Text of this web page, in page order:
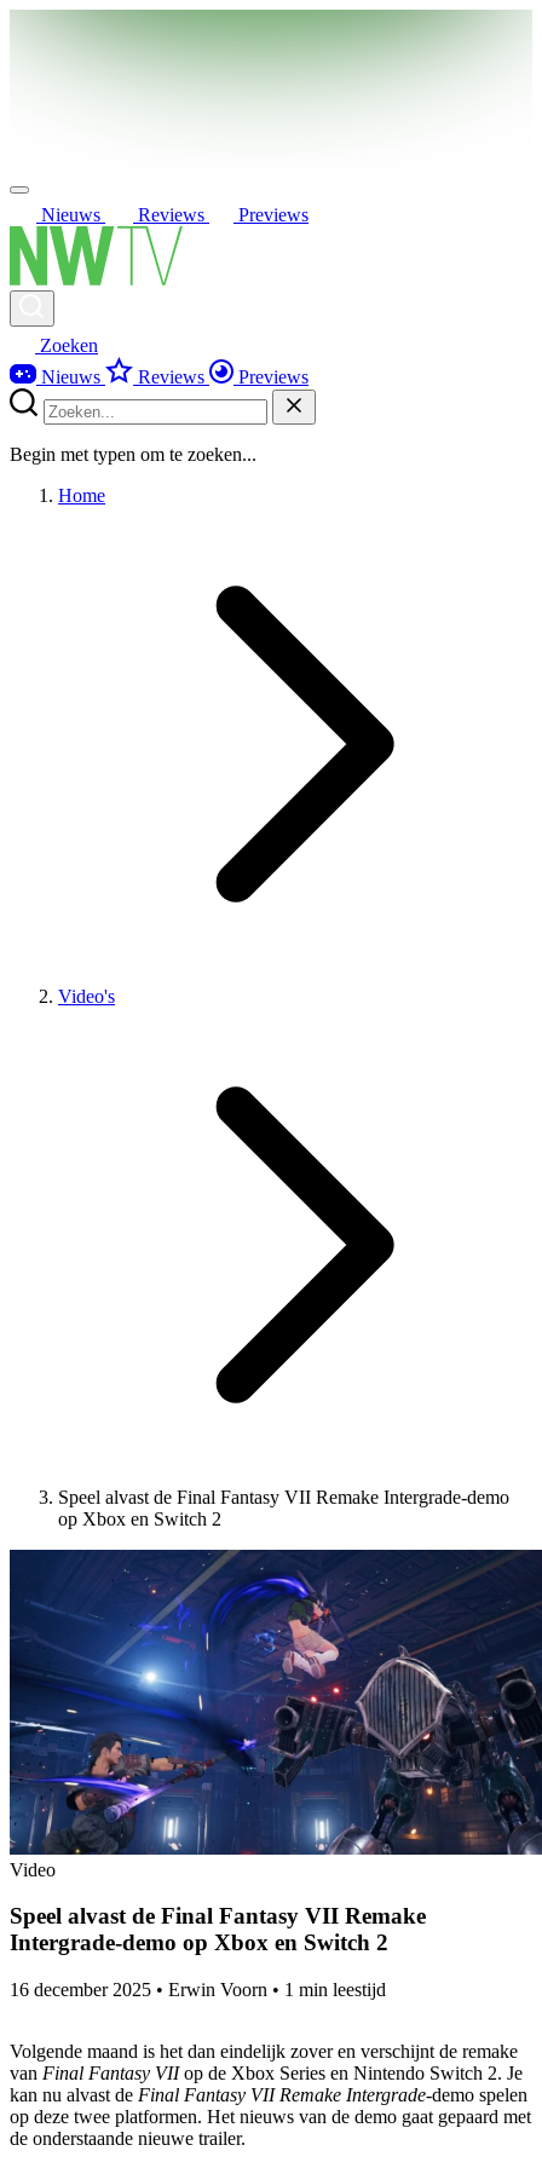
Nieuws Reviews Previews
Zoeken
Nieuws
Reviews Previews
Begin met typen om te zoeken...
Home
Video's
Speel alvast de Final Fantasy VII Remake Intergrade-demo
op Xbox en Switch 2
Video
Speel alvast de Final Fantasy VII Remake
Intergrade-demo op Xbox en Switch 2
16 december 2025 • Erwin Voorn • 1 min leestijd
Volgende maand is het dan eindelijk zover en verschijnt de remake
van Final Fantasy VIIop de Xbox Series en Nintendo Switch 2. Je
kan nu alvast de Final Fantasy VII Remake Intergrade-demo spelen
op deze twee platformen. Het nieuws van de demo gaat gepaard met
de onderstaande nieuwe trailer.